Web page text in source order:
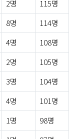
2명
115명
8명
114명
4명
108명
2명
105명
3명
104명
4명
101명
1명
98명